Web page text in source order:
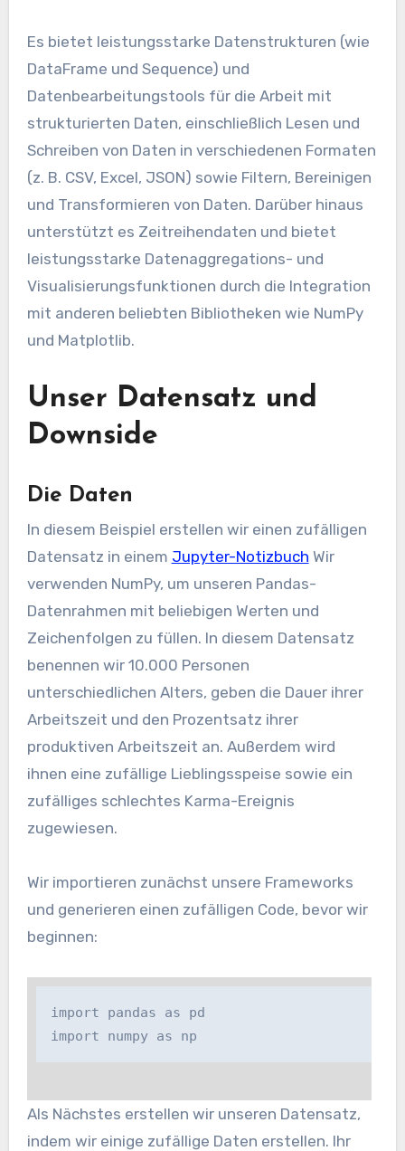
Es bietet leistungsstarke Datenstrukturen (wie
DataFrame und Sequence) und
Datenbearbeitungstools für die Arbeit mit
strukturierten Daten, einschließlich Lesen und
Schreiben von Daten in verschiedenen Formaten
(z. B. CSV, Excel, JSON) sowie Filtern, Bereinigen
und Transformieren von Daten. Darüber hinaus
unterstützt es Zeitreihendaten und bietet
leistungsstarke Datenaggregations- und
Visualisierungsfunktionen durch die Integration
mit anderen beliebten Bibliotheken wie NumPy
und Matplotlib.
Unser Datensatz und
Downside
Die Daten
In diesem Beispiel erstellen wir einen zufälligen
Datensatz in einem Jupyter-Notizbuch Wir
verwenden NumPy, um unseren Pandas-
Datenrahmen mit beliebigen Werten und
Zeichenfolgen zu füllen. In diesem Datensatz
benennen wir 10.000 Personen
unterschiedlichen Alters, geben die Dauer ihrer
Arbeitszeit und den Prozentsatz ihrer
produktiven Arbeitszeit an. Außerdem wird
ihnen eine zufällige Lieblingsspeise sowie ein
zufälliges schlechtes Karma-Ereignis
zugewiesen.
Wir importieren zunächst unsere Frameworks
und generieren einen zufälligen Code, bevor wir
beginnen:
import pandas as pd
import numpy as np
Als Nächstes erstellen wir unseren Datensatz,
indem wir einige zufällige Daten erstellen. Ihr